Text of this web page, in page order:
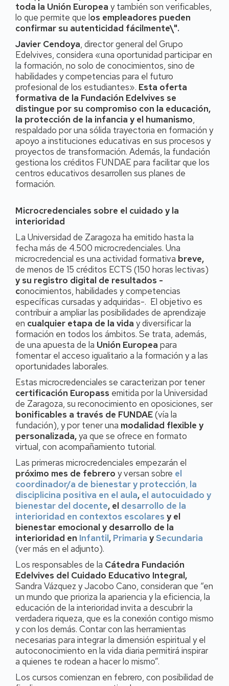
toda la Unión Europea y también son verificables,
lo que permite que los empleadores pueden
confirmar su autenticidad fácilmente\".
Javier Cendoya, director general del Grupo
Edelvives, considera «una oportunidad participar en
la formación, no solo de conocimientos, sino de
habilidades y competencias para el futuro
profesional de los estudiantes». Esta oferta
formativa de la Fundación Edelvives se
distingue por su compromiso con la educación,
la protección de la infancia y el humanismo,
respaldado por una sólida trayectoria en formación y
apoyo a instituciones educativas en sus procesos y
proyectos de transformación. Además, la fundación
gestiona los créditos FUNDAE para facilitar que los
centros educativos desarrollen sus planes de
formación.
Microcredenciales sobre el cuidado y la
interioridad
La Universidad de Zaragoza ha emitido hasta la
fecha más de 4.500 microcredenciales. Una
microcredencial es una actividad formativa breve,
de menos de 15 créditos ECTS (150 horas lectivas)
y su registro digital de resultados -
conocimientos, habilidades y competencias
específicas cursadas y adquiridas-. El objetivo es
contribuir a ampliar las posibilidades de aprendizaje
en cualquier etapa de la vida y diversificar la
formación en todos los ámbitos. Se trata, además,
de una apuesta de la Unión Europea para
fomentar el acceso igualitario a la formación y a las
oportunidades laborales.
Estas microcredenciales se caracterizan por tener
certificación Europass emitida por la Universidad
de Zaragoza, su reconocimiento en oposiciones, ser
bonificables a través de FUNDAE(vía la
fundación), y por tener una modalidad flexible y
personalizada,ya que se ofrece en formato
virtual, con acompañamiento tutorial.
Las primeras microcredenciales empezarán el
próximo mes de febrero y versan sobre el
coordinador/a de bienestar y protección, la
disciplicina positiva en el aula, el autocuidado y
bienestar del docente, el desarrollo de la
interioridad en contextos escolares y el
bienestar emocional y desarrollo de la
interioridad en Infantil, Primaria y Secundaria
(ver más en el adjunto).
Los responsables de la Cátedra Fundación
Edelvives del Cuidado Educativo Integral,
Sandra Vázquez y Jacobo Cano, consideran que “en
un mundo que prioriza la apariencia y la eficiencia, la
educación de la interioridad invita a descubrir la
verdadera riqueza, que es la conexión contigo mismo
y con los demás. Contar con las herramientas
necesarias para integrar la dimensión espiritual y el
autoconocimiento en la vida diaria permitirá inspirar
a quienes te rodean a hacer lo mismo”.
Los cursos comienzan en febrero, con posibilidad de